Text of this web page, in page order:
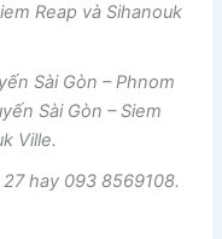
Reap và Sihanouk
Sài Gòn – Phnom
Sài Gòn – Siem
Ville.
hay 093 8569108.